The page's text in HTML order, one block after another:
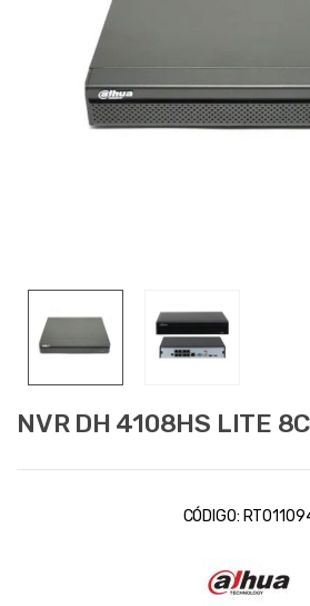
NVR DH 4108HS LITE
CÓDIGO: